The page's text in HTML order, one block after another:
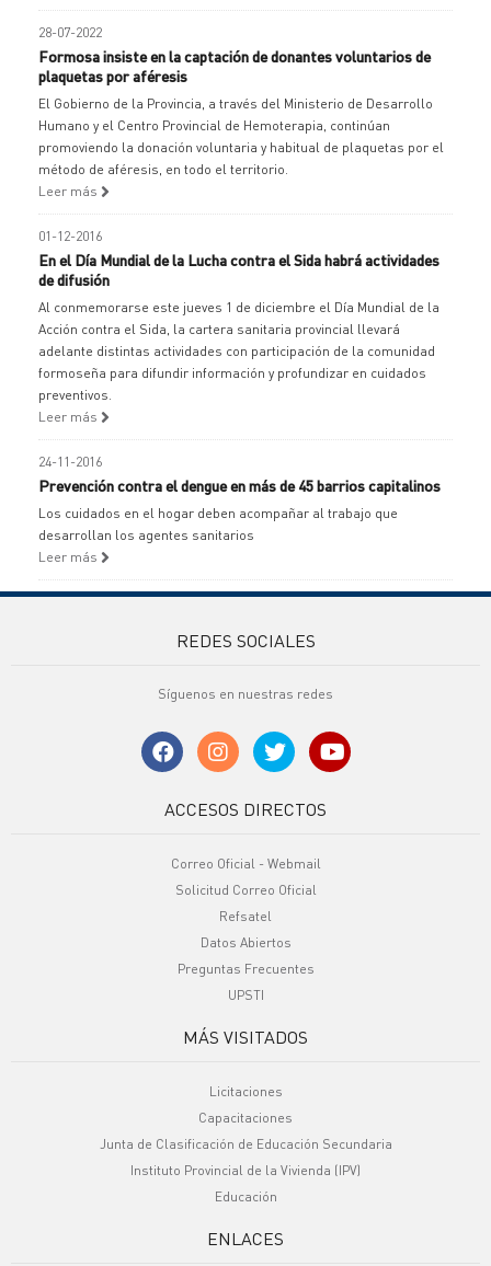
28-07-2022
Formosa insiste en la captación de donantes voluntarios de
plaquetas por aféresis
El Gobierno de la Provincia, a través del Ministerio de Desarrollo
Humano y el Centro Provincial de Hemoterapia, continúan
promoviendo la donación voluntaria y habitual de plaquetas por el
método de aféresis, en todo el territorio.
Leer más
01-12-2016
En el Día Mundial de la Lucha contra el Sida habrá actividades
de difusión
Al conmemorarse este jueves 1 de diciembre el Día Mundial de la
Acción contra el Sida, la cartera sanitaria provincial llevará
adelante distintas actividades con participación de la comunidad
formoseña para difundir información y profundizar en cuidados
preventivos.
Leer más
24-11-2016
Prevención contra el dengue en más de 45 barrios capitalinos
Los cuidados en el hogar deben acompañar al trabajo que
desarrollan los agentes sanitarios
Leer más
REDES SOCIALES
Síguenos en nuestras redes
ACCESOS DIRECTOS
Correo Oficial - Webmail
Solicitud Correo Oficial
Refsatel
Datos Abiertos
Preguntas Frecuentes
UPSTI
MÁS VISITADOS
Licitaciones
Capacitaciones
Junta de Clasificación de Educación Secundaria
Instituto Provincial de la Vivienda (IPV)
Educación
ENLACES